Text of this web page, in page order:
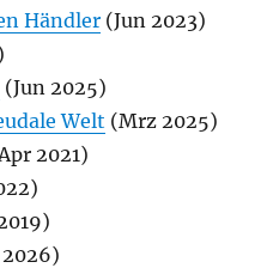
Händler (Jun 2023)
(Jun 2025)
Welt (Mrz 2025)
2021)
2026)